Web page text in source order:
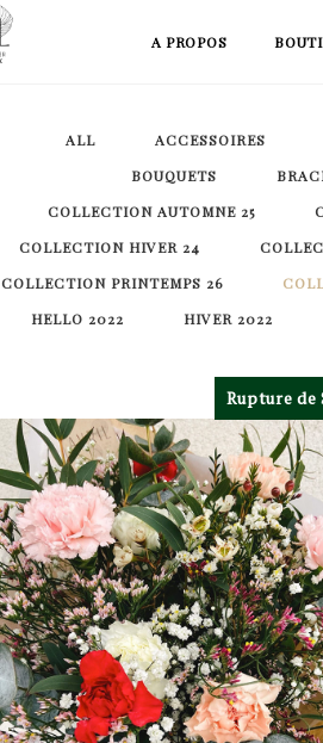
A PROPOS
ALL ACCESSOIRES
BOUQUETS
COLLECTION AUTOMNE 25
COLLECTION HIVER 24
COLLECTION PRINTEMPS 26
HELLO 2022
HIVER 2022
Rupture de